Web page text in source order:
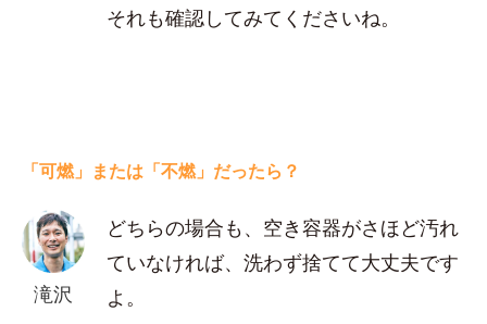
それも確認してみてくださいね。
「可燃」または「不燃」だったら？
滝沢
どちらの場合も、空き容器がさほど汚れ
ていなければ、洗わず捨てて大丈夫です
よ。